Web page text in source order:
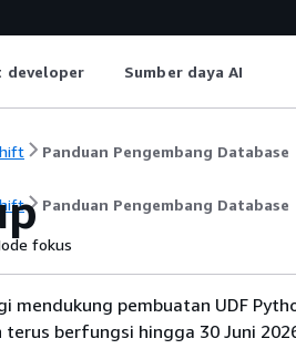
developer Sumber daya AI
Panduan Pengembang Database
Panduan Pengembang Database
fokus
mendukung pembuatan UDF
terus berfungsi hingga 30 Juni